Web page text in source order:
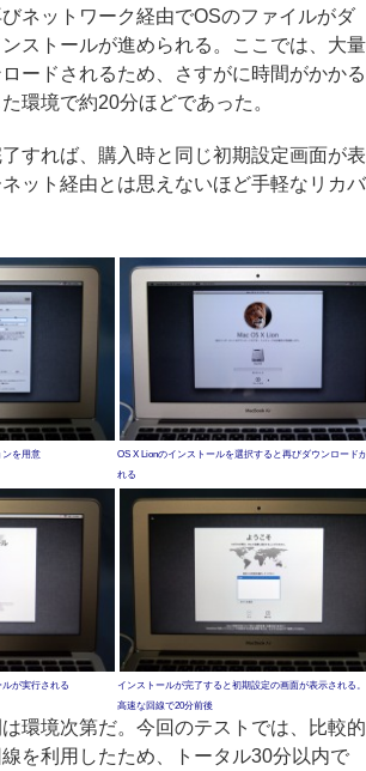
ネットワーク経由でOSのファイルがダ
ストールが進められる。ここでは、大量
ードされるため、さすがに時間がかかる
環境で約20分ほどであった。
すれば、購入時と同じ初期設定画面が表
ット経由とは思えないほど手軽なリカバ
ンを用意
OS X Lionのインストールを選択すると再びダウンロード
れる
が実行される
インストールが完了すると初期設定の画面が表示される
高速な回線で20分前後
環境次第だ。今回のテストでは、比較的
を利用したため、トータル30分以内で